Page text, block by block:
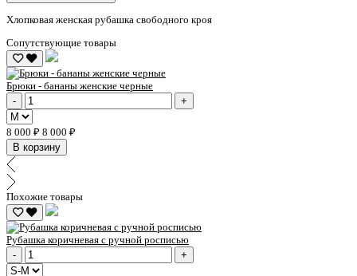
Хлопковая женская рубашка свободного кроя
Сопутствующие товары
Брюки - бананы женские черные
-
+
8 000 ₽ 8 000 ₽
В корзину
Похожие товары
Рубашка коричневая c ручной росписью
-
+